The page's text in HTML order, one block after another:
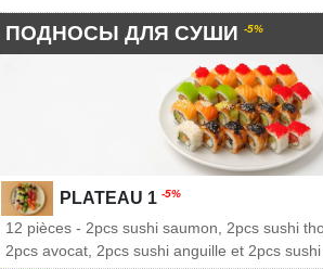
ПОДНОСЫ ДЛЯ СУШИ -5%
PLATEAU 1 -5%
12 pièces - 2pcs sushi saumon, 2pcs sushi
2pcs avocat, 2pcs sushi anguille et 2pcs